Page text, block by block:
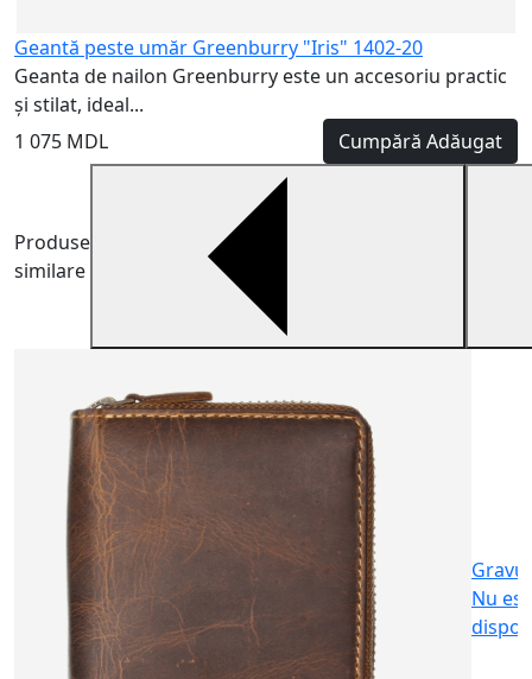
Geantă peste umăr Greenburry "Iris" 1402-20
Geanta de nailon Greenburry este un accesoriu practic
și stilat, ideal...
1 075 MDL
Cumpără Adăugat
Produse
similare
Nu